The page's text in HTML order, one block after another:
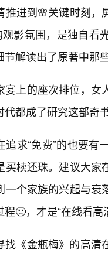
推进到🌸关键时刻
观影氛围，是独自
解读出了原著中那
宴上的座次排位，女
代都成了研究这部奇
追求“免费”的也要
买椟还珠。建议大
一个家族的兴起与
🙂，才是“在线看高
找《金瓶梅》的高